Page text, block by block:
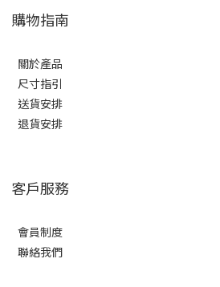
購物指南
關於產品
尺寸指引
送貨安排
退貨安排
客戶服務
會員制度
聯絡我們